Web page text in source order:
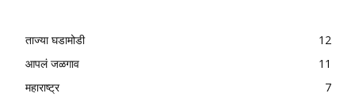
ताज्या घडामोडी
12
आपलं जळगाव
11
महाराष्ट्र
7